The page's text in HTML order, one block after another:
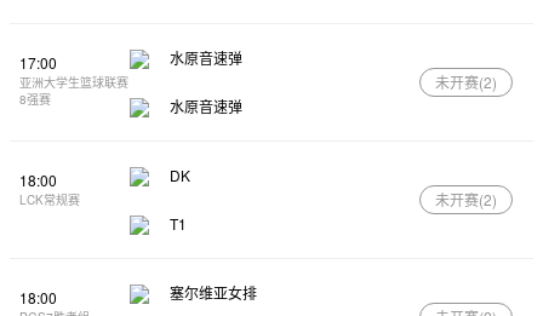
17:00
亚洲大学生篮球联赛
8强赛
水原音速弹
水原音速弹
未开赛(2)
18:00
LCK常规赛
DK
T1
未开赛(2)
18:00 塞尔维亚女排